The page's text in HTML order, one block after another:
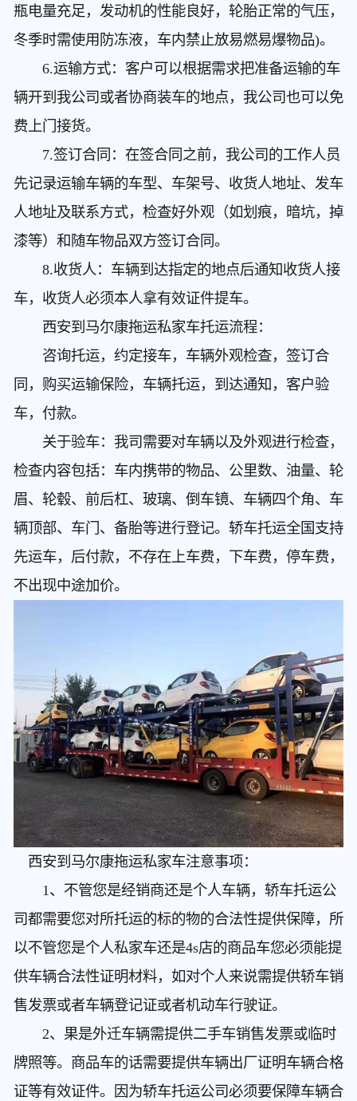
瓶电量充足，发动机的性能良好，轮胎正常的气压，
冬季时需使用防冻液，车内禁止放易燃易爆物品)。
6.运输方式：客户可以根据需求把准备运输的车
辆开到我公司或者协商装车的地点，我公司也可以免
费上门接货。
7.签订合同：在签合同之前，我公司的工作人员
先记录运输车辆的车型、车架号、收货人地址、发车
人地址及联系方式，检查好外观（如划痕，暗坑，掉
漆等）和随车物品双方签订合同。
8.收货人：车辆到达指定的地点后通知收货人接
车，收货人必须本人拿有效证件提车。
西安到马尔康拖运私家车托运流程：
咨询托运，约定接车，车辆外观检查，签订合
同，购买运输保险，车辆托运，到达通知，客户验
车，付款。
关于验车：我司需要对车辆以及外观进行检查，
检查内容包括：车内携带的物品、公里数、油量、轮
眉、轮毂、前后杠、玻璃、倒车镜、车辆四个角、车
辆顶部、车门、备胎等进行登记。轿车托运全国支持
先运车，后付款，不存在上车费，下车费，停车费，
不出现中途加价。
西安到马尔康拖运私家车注意事项：
1、不管您是经销商还是个人车辆，轿车托运公
司都需要您对所托运的标的物的合法性提供保障，所
以不管您是个人私家车还是4s店的商品车您必须能提
供车辆合法性证明材料，如对个人来说需提供轿车销
售发票或者车辆登记证或者机动车行驶证。
2、果是外迁车辆需提供二手车销售发票或临时
牌照等。商品车的话需要提供车辆出厂证明车辆合格
证等有效证件。因为轿车托运公司必须要保障车辆合